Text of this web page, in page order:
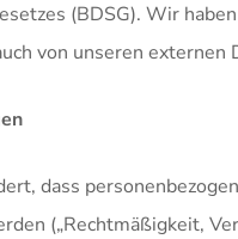
(BDSG). Wir
von unseren
dass
(„Rechtmäßigkeit,